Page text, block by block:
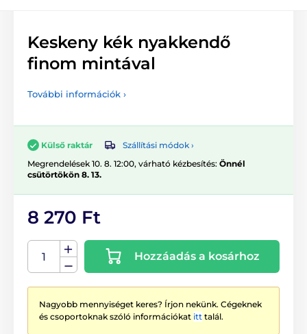
Keskeny kék nyakkendő
finom mintával
További információk ›
Külső raktár
Szállítási módok ›
Megrendelések 10. 8. 12:00, várható kézbesítés: Önnél
csütörtökön 8. 13.
8 270 Ft
Hozzáadás a kosárhoz
Nagyobb mennyiséget keres? Írjon nekünk. Cégeknek
és csoportoknak szóló információkat itt talál.